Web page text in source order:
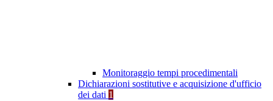
Monitoraggio tempi procedimentali
Dichiarazioni sostitutive e acquisizione d'ufficio
dei dati 1